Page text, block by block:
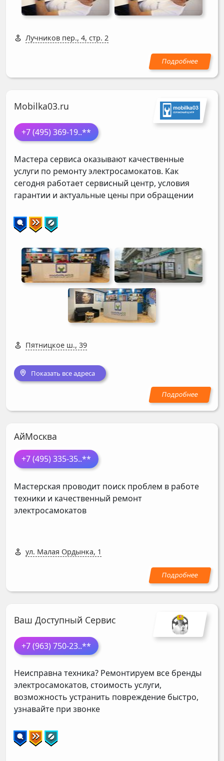
Лучников пер., 4, стр. 2
Mobilka03.ru
+7 (495) 369-19..**
Мастера сервиса оказывают качественные
услуги по ремонту электросамокатов. Как
сегодня работает сервисный центр, условия
гарантии и актуальные цены при обращении
Пятницкое ш., 39
Показать все адреса
АйМосква
+7 (495) 335-35..**
Мастерская проводит поиск проблем в работе
техники и качественный ремонт
электросамокатов
ул. Малая Ордынка, 1
Ваш Доступный Сервис
+7 (963) 750-23..**
Неисправна техника? Ремонтируем все бренды
электросамокатов, стоимость услуги,
возможность устранить повреждение быстро,
узнавайте при звонке